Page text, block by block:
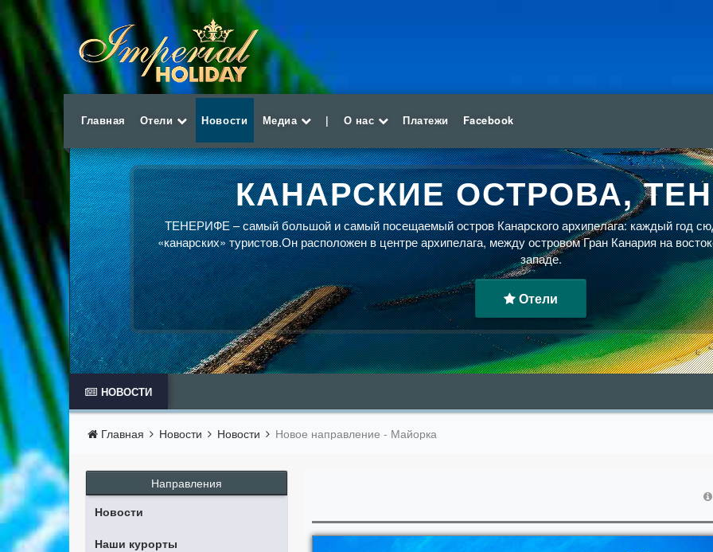
Главная Отели Новости Медиа | О нас Платежи Facebook
КАНАРСКИЕ ОСТРОВА,
ТЕНЕРИФЕ – самый большой и самый посещаемый остров Канарского архипелага: каждый год
«канарских» туристов.Он расположен в центре архипелага, между островом Гран Канария на
западе.
Отели
НОВОСТИ
Главная Новости Новости Новое направление - Майорка
Направления
Новости
Наши курорты